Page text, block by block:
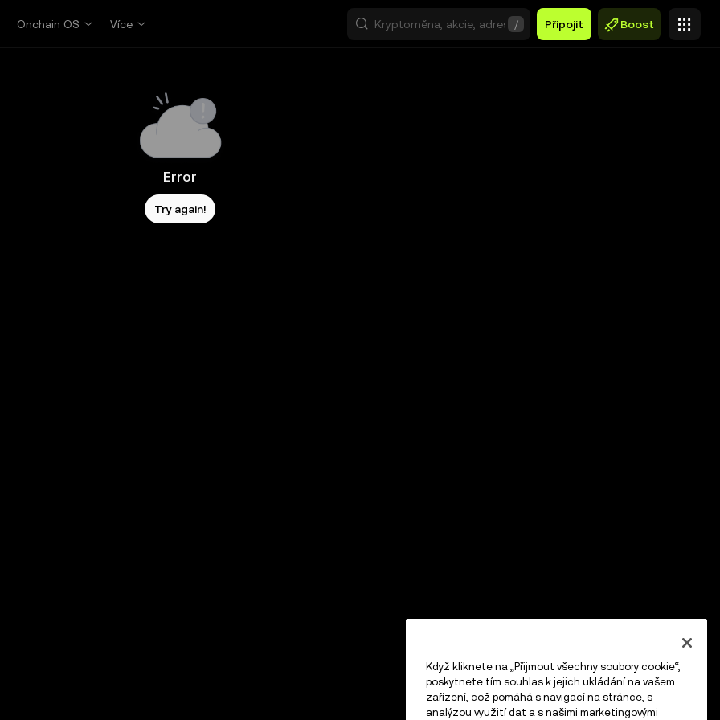
Onchain OS Více / Připojit Boost
Error
Try again!
Když kliknete na „Přijmout všechny soubory cookie“,
poskytnete tím souhlas k jejich ukládání na vašem
zařízení, což pomáhá s navigací na stránce, s
analýzou využití dat a s našimi marketingovými